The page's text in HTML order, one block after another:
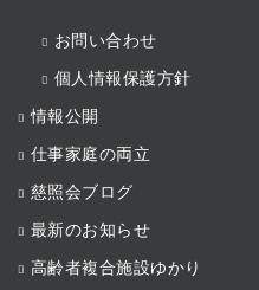
お問い合わせ
個人情報保護方針
情報公開
仕事家庭の両立
慈照会ブログ
最新のお知らせ
高齢者複合施設ゆかり